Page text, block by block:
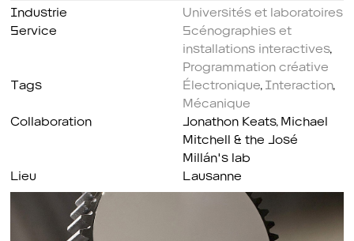
Industrie
Universités et laboratoires
Service
Scénographies et
installations interactives
Programmation créative
Tags
Électronique Interaction,
Mécanique
Collaboration
Jonathon Keats, Michael
Mitchell & the José
Millán's lab
Lieu
Lausanne